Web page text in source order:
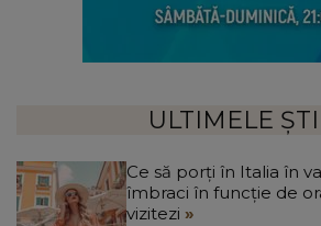
ULTIMELE
Ce să porți în Italia în
îmbraci în funcție de
vizitezi